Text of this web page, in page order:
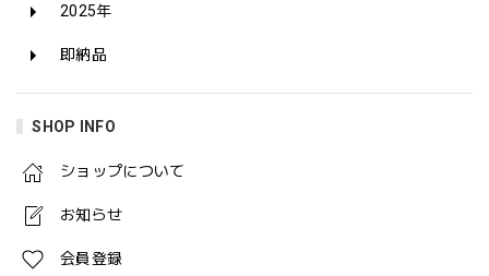
2025年
即納品
SHOP INFO
ショップについて
お知らせ
会員登録